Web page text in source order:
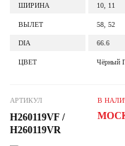
ШИРИНА 10, 11
ВЫЛЕТ 58, 52
DIA 66.6
ЦВЕТ Чёрный
АРТИКУЛ
H260119VF /
H260119VR
В